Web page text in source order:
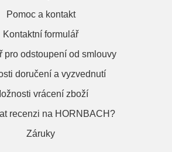
Pomoc a kontakt
Kontaktní formulář
pro odstoupení od smlouvy
doručení a vyzvednutí
vrácení zboží
recenzi na HORNBACH?
Záruky